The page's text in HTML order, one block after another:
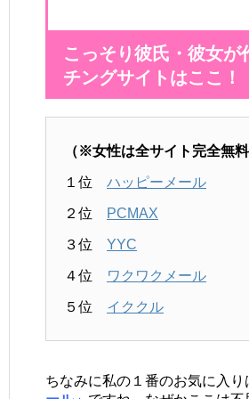
こっそり彼氏・彼女が
チングサイトはここ！
（※女性は全サイト完全無料
１位 ハッピーメール
２位 PCMAX
３位 YYC
４位 ワクワクメール
５位 イククル
ちなみに私の１番のお気に入り